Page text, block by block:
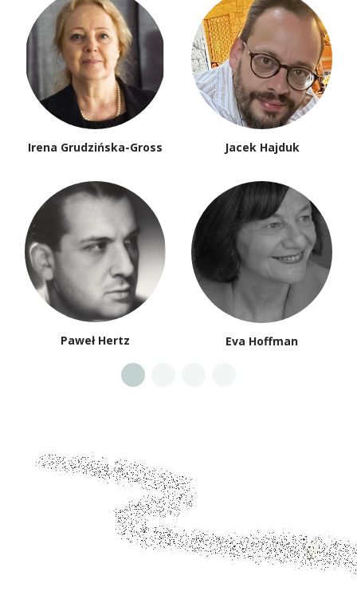
Irena Grudzińska-Gross Jacek Hajduk
Paweł Hertz Eva Hoffman